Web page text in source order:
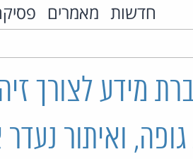
חדשות מאמרים
מידע לצורך
ואיתור